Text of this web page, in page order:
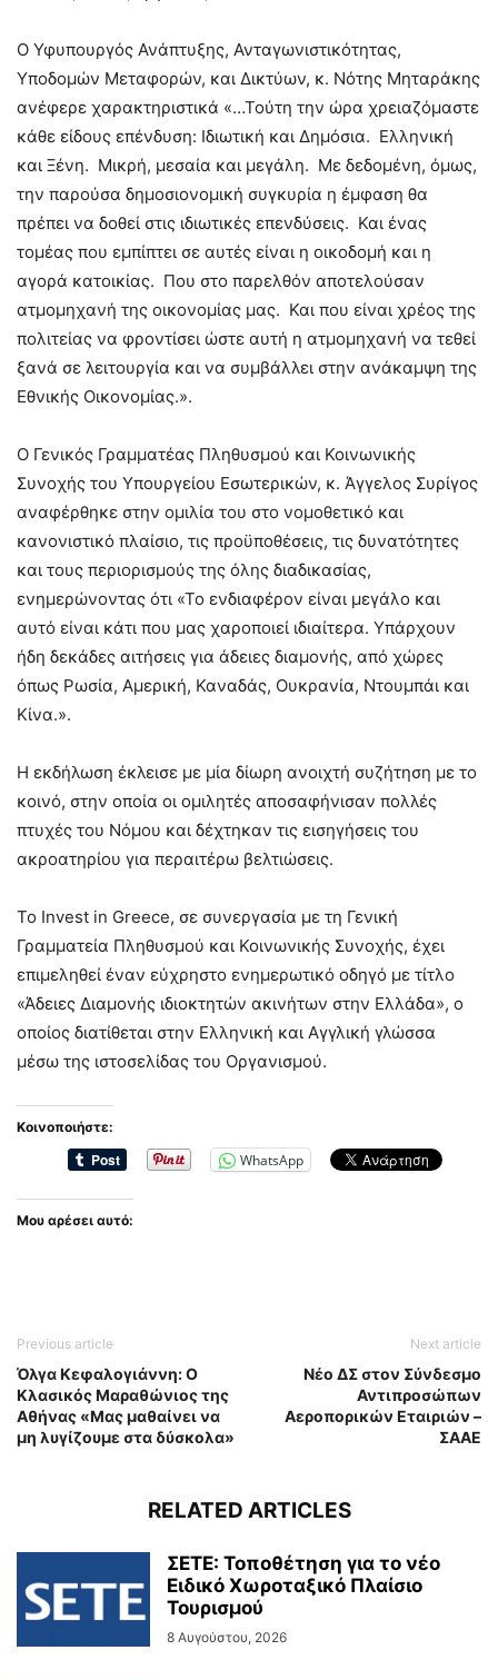
Ο Υφυπουργός Ανάπτυξης, Ανταγωνιστικότητας,
Υποδομών Μεταφορών, και Δικτύων, κ. Νότης Μηταράκης
ανέφερε χαρακτηριστικά «…Τούτη την ώρα χρειαζόμαστε
κάθε είδους επένδυση: Ιδιωτική και Δημόσια. Ελληνική
και Ξένη. Μικρή, μεσαία και μεγάλη. Με δεδομένη, όμως,
την παρούσα δημοσιονομική συγκυρία η έμφαση θα
πρέπει να δοθεί στις ιδιωτικές επενδύσεις. Και ένας
τομέας που εμπίπτει σε αυτές είναι η οικοδομή και η
αγορά κατοικίας. Που στο παρελθόν αποτελούσαν
ατμομηχανή της οικονομίας μας. Και που είναι χρέος της
πολιτείας να φροντίσει ώστε αυτή η ατμομηχανή να τεθεί
ξανά σε λειτουργία και να συμβάλλει στην ανάκαμψη της
Εθνικής Οικονομίας.».
Ο Γενικός Γραμματέας Πληθυσμού και Κοινωνικής
Συνοχής του Υπουργείου Εσωτερικών, κ. Άγγελος Συρίγος
αναφέρθηκε στην ομιλία του στο νομοθετικό και
κανονιστικό πλαίσιο, τις προϋποθέσεις, τις δυνατότητες
και τους περιορισμούς της όλης διαδικασίας,
ενημερώνοντας ότι «Το ενδιαφέρον είναι μεγάλο και
αυτό είναι κάτι που μας χαροποιεί ιδιαίτερα. Υπάρχουν
ήδη δεκάδες αιτήσεις για άδειες διαμονής, από χώρες
όπως Ρωσία, Αμερική, Καναδάς, Ουκρανία, Ντουμπάι και
Κίνα.».
Η εκδήλωση έκλεισε με μία δίωρη ανοιχτή συζήτηση με το
κοινό, στην οποία οι ομιλητές αποσαφήνισαν πολλές
πτυχές του Νόμου και δέχτηκαν τις εισηγήσεις του
ακροατηρίου για περαιτέρω βελτιώσεις.
Το Invest in Greece, σε συνεργασία με τη Γενική
Γραμματεία Πληθυσμού και Κοινωνικής Συνοχής, έχει
επιμεληθεί έναν εύχρηστο ενημερωτικό οδηγό με τίτλο
«Άδειες Διαμονής ιδιοκτητών ακινήτων στην Ελλάδα», ο
οποίος διατίθεται στην Ελληνική και Αγγλική γλώσσα
μέσω της ιστοσελίδας του Οργανισμού.
Κοινοποιήστε:
WhatsApp
Μου αρέσει αυτό:
Previous article
Όλγα Κεφαλογιάννη: Ο
Κλασικός Μαραθώνιος της
Αθήνας «Μας μαθαίνει να
μη λυγίζουμε στα δύσκολα»
Next article
Νέο ΔΣ στον Σύνδεσμο
Αντιπροσώπων
Αεροπορικών Εταιριών –
ΣΑΑΕ
RELATED ARTICLES
ΣΕΤΕ: Τοποθέτηση για το νέο
Ειδικό Χωροταξικό Πλαίσιο
Τουρισμού
8 Αυγούστου, 2026